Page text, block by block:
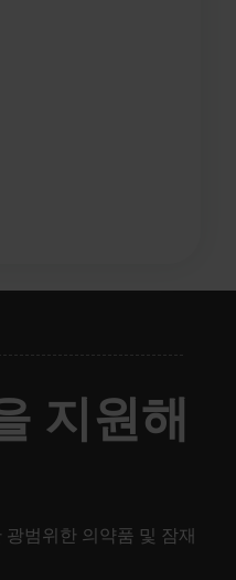
지원해
범위한 의약품 및 잠재